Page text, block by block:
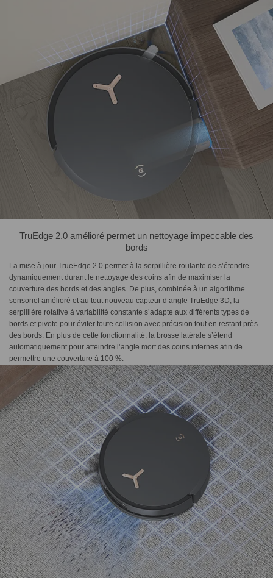
TruEdge 2.0 amélioré permet un nettoyage impeccable des
bords
La mise à jour TrueEdge 2.0 permet à la serpillière roulante de s’étendre
dynamiquement durant le nettoyage des coins afin de maximiser la
couverture des bords et des angles. De plus, combinée à un algorithme
sensoriel amélioré et au tout nouveau capteur d’angle TruEdge 3D, la
serpillière rotative à variabilité constante s’adapte aux différents types de
bords et pivote pour éviter toute collision avec précision tout en restant près
des bords. En plus de cette fonctionnalité, la brosse latérale s’étend
automatiquement pour atteindre l’angle mort des coins internes afin de
permettre une couverture à 100 %.